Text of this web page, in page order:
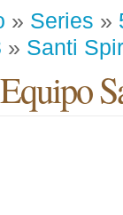
» Series »
» Santi
Equipo